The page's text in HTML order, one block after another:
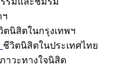
ฯ
ตนิสิตในกรุงเทพฯ
ชีวิตนิสิตในประเทศไทย
าวะทางใจนิสิต